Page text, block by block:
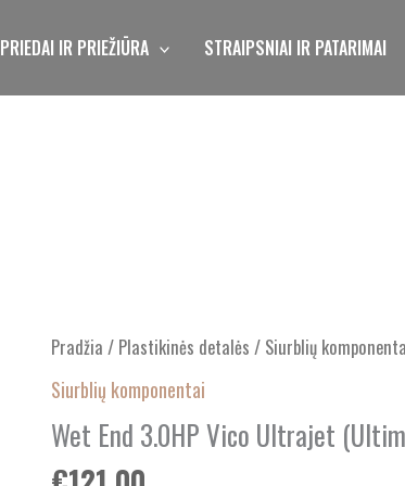
PRIEDAI IR PRIEŽIŪRA STRAIPSNIAI IR PATARIMAI
Pradžia / Plastikinės detalės / Siurblių
Siurblių komponentai
Wet End 3.0HP Vico Ultrajet
3.0HP
Vico
(Ultima)